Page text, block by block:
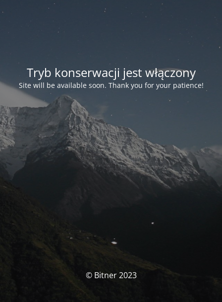
Tryb konserwacji jest włączony
Site will be available soon. Thank you for your patience!
© Bitner 2023